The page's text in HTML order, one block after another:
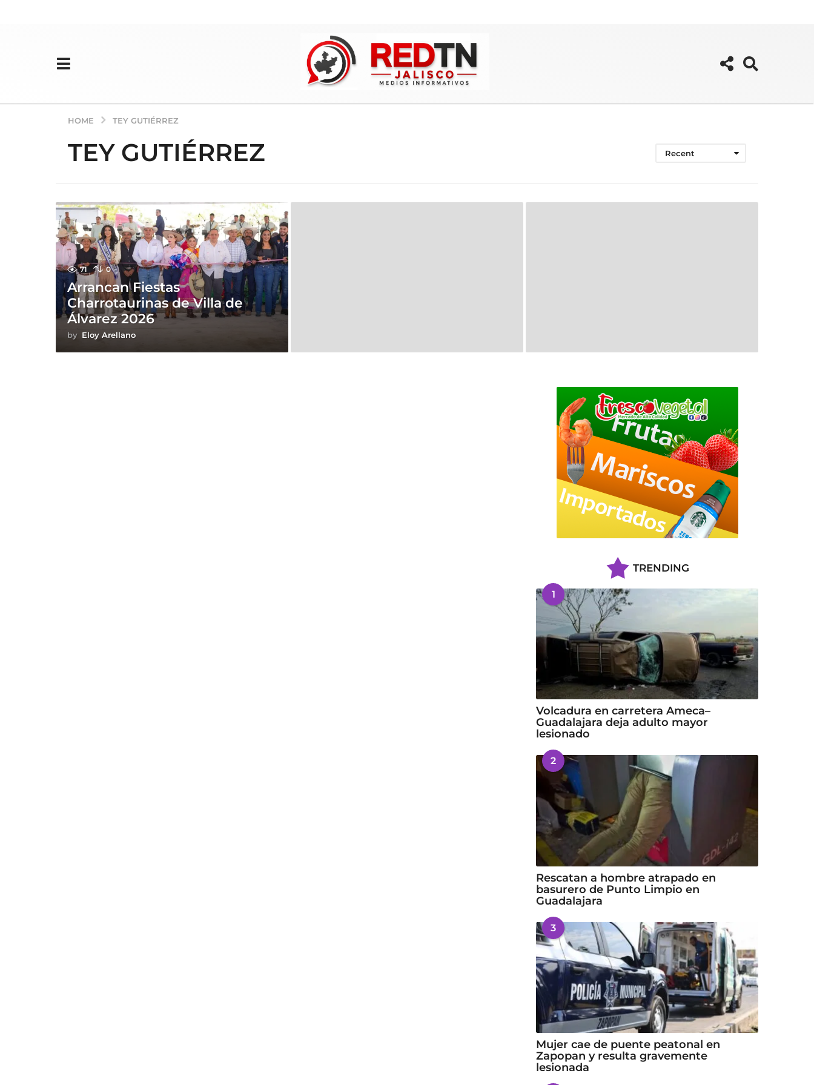
HOME TEY GUTIÉRREZ
TEY GUTIÉRREZ Recent
71 0
Arrancan Fiestas
Charrotaurinas de Villa de
Álvarez 2026
by Eloy Arellano
TRENDING
1
Volcadura en carretera Ameca–
Guadalajara deja adulto mayor
lesionado
2
Rescatan a hombre atrapado en
basurero de Punto Limpio en
Guadalajara
3
Mujer cae de puente peatonal en
Zapopan y resulta gravemente
lesionada